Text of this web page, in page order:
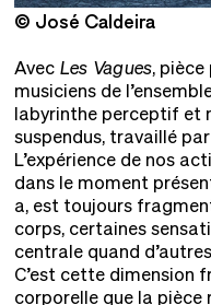
© José Caldeira
Avec Les Vagues, pièce
musiciens de
labyrinthe perceptif et
suspendus, travaillé
L’expérience de nos
dans le moment
a, est toujours
corps, certaines
centrale quand
C’est cette dimension
corporelle que la pièce